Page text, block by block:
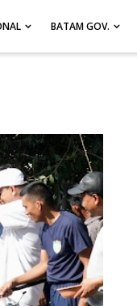
BATAM GOV.